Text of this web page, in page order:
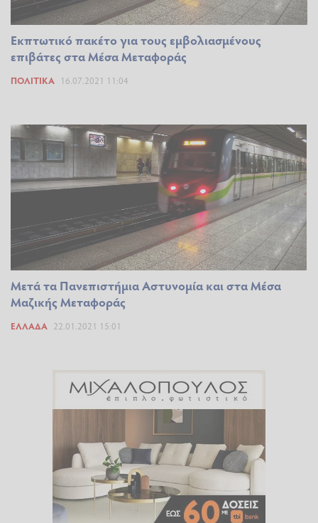
Εκπτωτικό πακέτο για τους εμβολιασμένους
επιβάτες στα Μέσα Μεταφοράς
ΠΟΛΙΤΙΚΆ 16.07.2021 11:04
Μετά τα Πανεπιστήμια Αστυνομία και στα Μέσα
Μαζικής Μεταφοράς
ΕΛΛΆΔΑ 22.01.2021 15:01